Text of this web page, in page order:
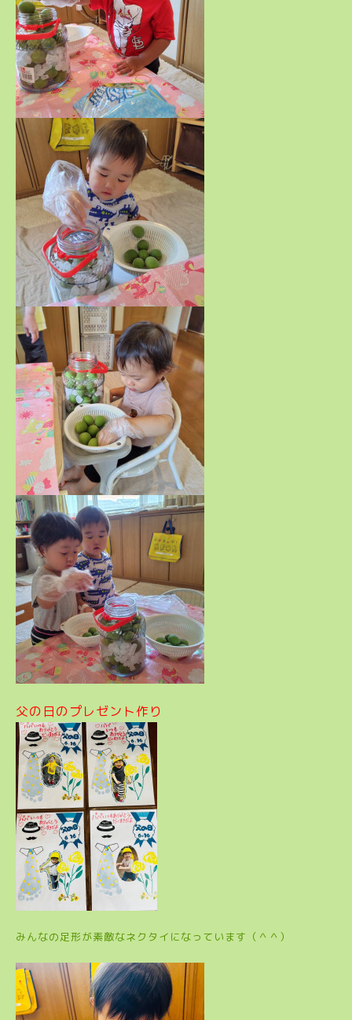
父の日のプレゼント作り
みんなの足形が素敵なネクタイになっています（＾＾）